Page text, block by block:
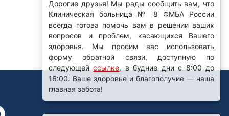
Дорогие друзья! Мы рады сообщить вам, что
Клиническая больница № 8 ФМБА России
всегда готова помочь вам в решении ваших
вопросов и проблем, касающихся Вашего
здоровья. Мы просим вас использовать
форму обратной связи, доступную по
следующейссылке, в будние дни с 8:00 до
16:00. Ваше здоровье и благополучие — наша
главная забота!